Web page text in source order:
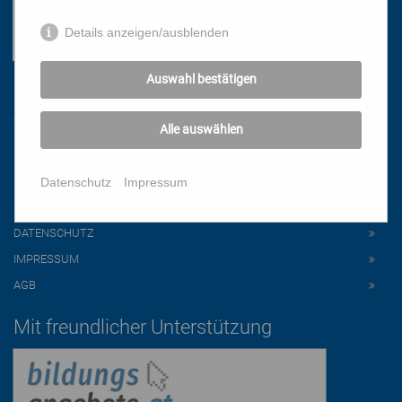
Links
NEWSLETTER
DATENSCHUTZ
IMPRESSUM
AGB
Mit freundlicher Unterstützung
Details anzeigen/ausblenden
Auswahl bestätigen
Alle auswählen
Datenschutz Impressum